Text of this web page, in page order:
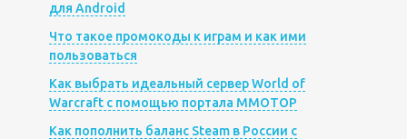
для Android
Что такое промокоды к играм и как ими
пользоваться
Как выбрать идеальный сервер World of
Warcraft с помощью портала MMOTOP
Как пополнить баланс Steam в России с